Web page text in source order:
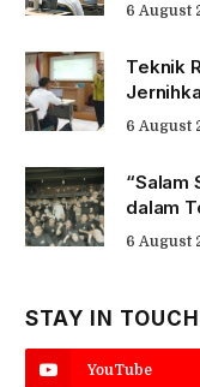
6 August
Teknik
6 August
“Salam
dalam
6 August
STAY IN TOUCH
YouTube